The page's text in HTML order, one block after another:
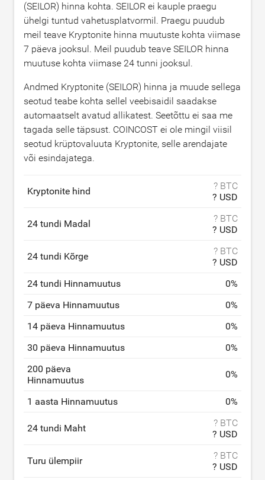
(SEILOR) hinna kohta. SEILOR ei kauple praegu
ühelgi tuntud vahetusplatvormil. Praegu puudub
meil teave Kryptonite hinna muutuste kohta viimase
7 päeva jooksul. Meil puudub teave SEILOR hinna
muutuse kohta viimase 24 tunni jooksul.
Andmed Kryptonite (SEILOR) hinna ja muude sellega
seotud teabe kohta sellel veebisaidil saadakse
automaatselt avatud allikatest. Seetõttu ei saa me
tagada selle täpsust. COINCOST ei ole mingil viisil
seotud krüptovaluuta Kryptonite, selle arendajate
või esindajatega.
Kryptonite hind
? BTC
? USD
24 tundi Madal
? BTC
? USD
24 tundi Kõrge
? BTC
? USD
24 tundi Hinnamuutus
0%
7 päeva Hinnamuutus
0%
14 päeva Hinnamuutus
0%
30 päeva Hinnamuutus
0%
200 päeva
Hinnamuutus
0%
1 aasta Hinnamuutus 0%
24 tundi Maht
? BTC
? USD
Turu ülempiir
? BTC
? USD